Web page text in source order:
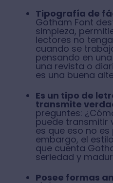
Tipografía de
Gotham Font
simpleza,
lectores no
cuando se
pensando en
una revista o
es una buena
Es un tipo de
transmite
preguntes:
puede transmitir
es que eso no es
embargo, el
que cuenta
seriedad y
Posee formas